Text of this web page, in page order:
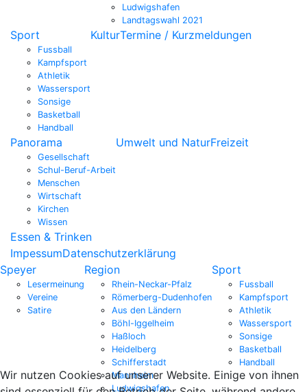
Ludwigshafen
Landtagswahl 2021
Sport
Fussball
Kampfsport
Athletik
Wassersport
Sonsige
Basketball
Handball
KulturTermine / Kurzmeldungen
Panorama
Gesellschaft
Schul-Beruf-Arbeit
Menschen
Wirtschaft
Kirchen
Wissen
Umwelt und NaturFreizeit
Essen & Trinken
ImpessumDatenschutzerklärung
Speyer
Lesermeinung
Vereine
Satire
Region
Rhein-Neckar-Pfalz
Römerberg-Dudenhofen
Aus den Ländern
Böhl-Iggelheim
Haßloch
Heidelberg
Schifferstadt
Mannheim
Ludwigshafen
Sport
Fussball
Kampfsport
Athletik
Wassersport
Sonsige
Basketball
Handball
Wir nutzen Cookies auf unserer Website. Einige von ihnen